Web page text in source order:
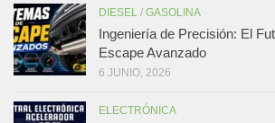
DIESEL / GASOLINA
Ingeniería de Precisión: El
Escape Avanzado
6 JUNIO, 2026
ELECTRÓNICA